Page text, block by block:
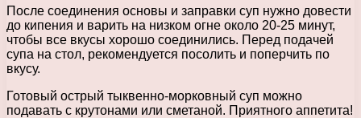
После соединения основы и заправки суп нужно довести
до кипения и варить на низком огне около 20-25 минут,
чтобы все вкусы хорошо соединились. Перед подачей
супа на стол, рекомендуется посолить и поперчить по
вкусу.
Готовый острый тыквенно-морковный суп можно
подавать с крутонами или сметаной. Приятного аппетита!